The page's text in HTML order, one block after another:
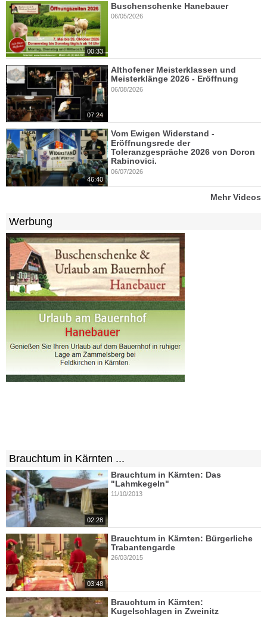
00:33
Buschenschenke Hanebauer
06/05/2026
07:24
Althofener Meisterklassen und
Meisterklänge 2026 - Eröffnung
06/08/2026
46:40
Vom Ewigen Widerstand -
Eröffnungsrede der
Toleranzgespräche 2026 von Doron
Rabinovici.
06/07/2026
Mehr Videos
Werbung
Brauchtum in Kärnten ...
02:28
Brauchtum in Kärnten: Das
"Lahmkegeln"
11/10/2013
03:48
Brauchtum in Kärnten: Bürgerliche
Trabantengarde
26/03/2015
Brauchtum in Kärnten:
Kugelschlagen in Zweinitz